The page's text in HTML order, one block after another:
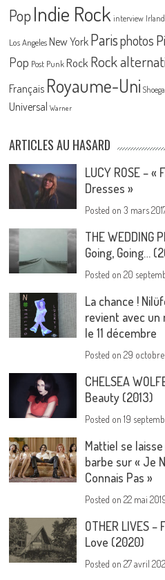
PopIndie Rock interview
Los Angeles New York Parisphotos
Pop Post Punk Rock Rock
Français Royaume-Uni
Universal Warner
ARTICLES AU HASARD
LUCY ROSE – «
Dresses »
Posted on3 mars
THE WEDDING
Going, Going…
Posted on20
La chance !
revient avec un
le 11 décembre
Posted on29
CHELSEA
Beauty (2013)
Posted on19
Mattiel se
barbe sur « Je
Connais Pas »
Posted on22 mai
OTHER LIVES –
Love (2020)
Posted on27 avril